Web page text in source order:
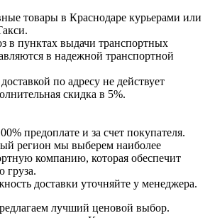
товары в Краснодаре курьерами или
в пунктах выдачи транспортных
в надежной транспортной
по адресу не действует
скидка в 5%.
предоплате и за счет покупателя.
регион мы выберем наиболее
компанию, которая обеспечит
груза.
доставки уточняйте у менеджера.
лучший ценовой выбор.